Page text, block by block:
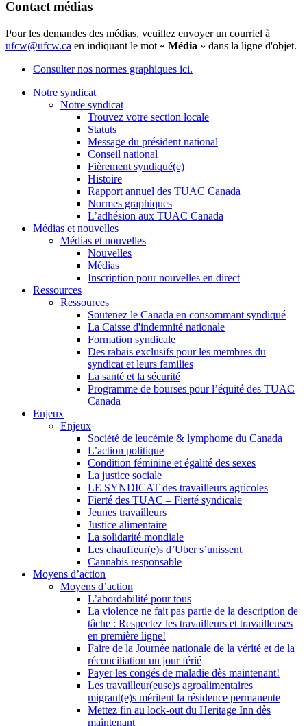
Contact médias
Pour les demandes des médias, veuillez envoyer un courriel à
ufcw@ufcw.ca en indiquant le mot « Média » dans la ligne d'objet.
Consulter nos normes graphiques ici.
Notre syndicat
Notre syndicat
Trouvez votre section locale
Statuts
Message du président national
Conseil national
Fièrement syndiqué(e)
Histoire
Rapport annuel des TUAC Canada
Normes graphiques
L’adhésion aux TUAC Canada
Médias et nouvelles
Médias et nouvelles
Nouvelles
Médias
Inscription pour nouvelles en direct
Ressources
Ressources
Soutenez le Canada en consommant syndiqué
La Caisse d'indemnité nationale
Formation syndicale
Des rabais exclusifs pour les membres du
syndicat et leurs families
La santé et la sécurité
Programme de bourses pour l’équité des TUAC
Canada
Enjeux
Enjeux
Société de leucémie & lymphome du Canada
L’action politique
Condition féminine et égalité des sexes
La justice sociale
LE SYNDICAT des travailleurs agricoles
Fierté des TUAC – Fierté syndicale
Jeunes travailleurs
Justice alimentaire
La solidarité mondiale
Les chauffeur(e)s d’Uber s’unissent
Cannabis responsable
Moyens d’action
Moyens d’action
L’abordabilité pour tous
La violence ne fait pas partie de la description de
tâche : Respectez les travailleurs et travailleuses
en première ligne!
Faire de la Journée nationale de la vérité et de la
réconciliation un jour férié
Payer les congés de maladie dès maintenant!
Les travailleur(euse)s agroalimentaires
migrant(e)s méritent la résidence permanente
Mettez fin au lock-out du Heritage Inn dès
maintenant